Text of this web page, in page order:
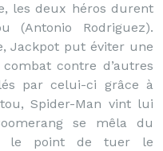
les deux héros durent
(Antonio Rodriguez).
Jackpot put éviter une
contre d’autres
par celui-ci grâce à
Spider-Man vint lui
se mêla du
le point de tuer le